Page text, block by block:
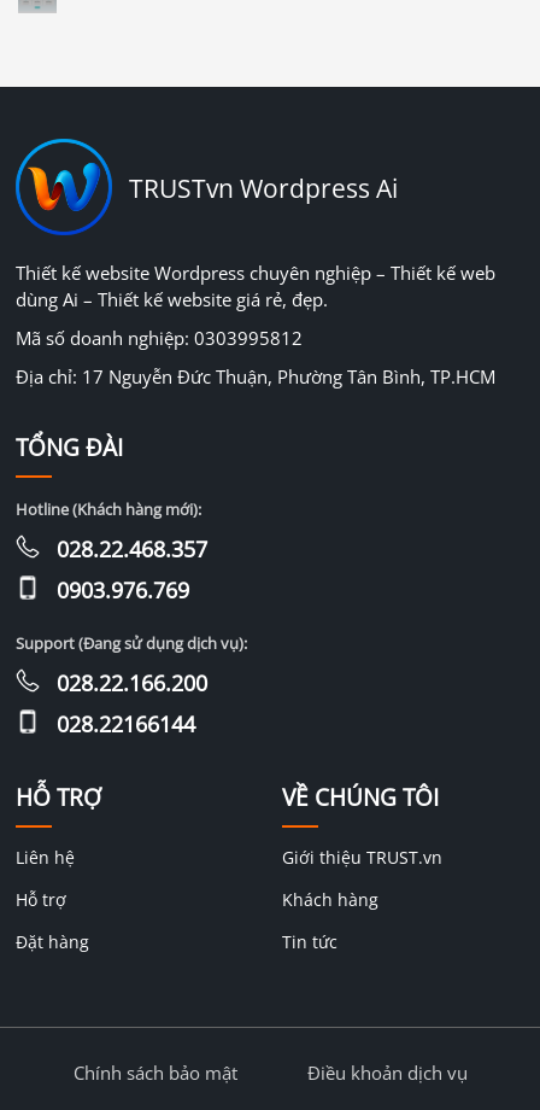
TRUSTvn Wordpress Ai
Thiết kế website Wordpress chuyên nghiệp – Thiết kế web
dùng Ai – Thiết kế website giá rẻ, đẹp.
Mã số doanh nghiệp: 0303995812
Địa chỉ: 17 Nguyễn Đức Thuận, Phường Tân Bình, TP.HCM
HỖ TRỢ
Liên hệ
Hỗ trợ
Đặt hàng
VỀ CHÚNG TÔI
Giới thiệu TRUST.vn
Khách hàng
Tin tức
TỔNG ĐÀI
Hotline (Khách hàng mới):
028.22.468.357
0903.976.769
Support (Đang sử dụng dịch vụ):
028.22.166.200
028.22166144
Chính sách bảo mật Điều khoản dịch vụ